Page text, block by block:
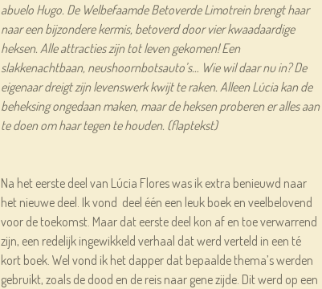
abuelo Hugo. De Welbefaamde Betoverde Limotrein brengt haar
naar een bijzondere kermis, betoverd door vier kwaadaardige
heksen. Alle attracties zijn tot leven gekomen! Een
slakkenachtbaan, neushoornbotsauto’s… Wie wil daar nu in? De
eigenaar dreigt zijn levenswerk kwijt te raken. Alleen Lúcia kan de
beheksing ongedaan maken, maar de heksen proberen er alles aan
te doen om haar tegen te houden. (flaptekst)
Na het eerste deel van Lúcia Flores was ik extra benieuwd naar
het nieuwe deel. Ik vond deel één een leuk boek en veelbelovend
voor de toekomst. Maar dat eerste deel kon af en toe verwarrend
zijn, een redelijk ingewikkeld verhaal dat werd verteld in een té
kort boek. Wel vond ik het dapper dat bepaalde thema’s werden
gebruikt, zoals de dood en de reis naar gene zijde. Dit werd op een